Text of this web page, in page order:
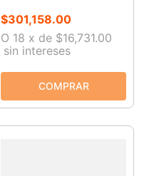
$301,158.00
O 18 x de $16,731.00
sin intereses